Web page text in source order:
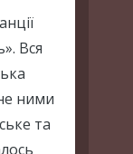
Вся
ними
та